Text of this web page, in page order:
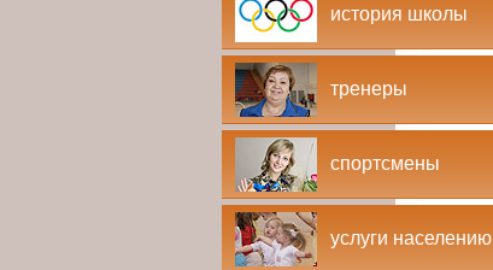
история школы
тренеры
спортсмены
услуги населению